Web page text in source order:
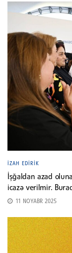
İZAH EDIRIK
İşğaldan azad
icazə verilmir.
11 NOYABR 2025